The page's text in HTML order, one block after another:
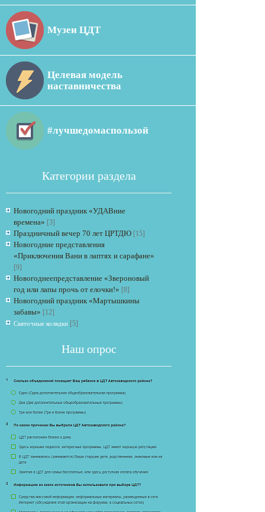
Музеи ЦДТ
Целевая модель
наставничества
#лучшедомаспользой
Категории раздела
Новогодний праздник «УДАВние
времена» [3]
Праздничный вечер 70 лет ЦРТДЮ [15]
Новогодние представления
«Приключения Вани в лаптях и сарафане»
[9]
Новогоднеепредставление «Звероновый
год или лапы прочь от елочки!» [8]
Новогодний праздник «Мартышкины
забавы» [12]
Святочные колядки [5]
Наш опрос